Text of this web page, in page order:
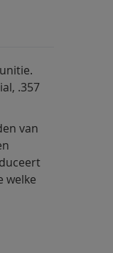
.357
van
welke